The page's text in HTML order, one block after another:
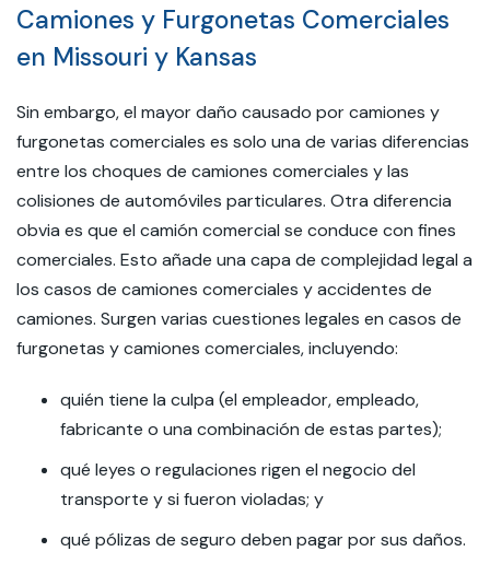
Camiones y Furgonetas Comerciales
en Missouri y Kansas
Sin embargo, el mayor daño causado por camiones y
furgonetas comerciales es solo una de varias diferencias
entre los choques de camiones comerciales y las
colisiones de automóviles particulares. Otra diferencia
obvia es que el camión comercial se conduce con fines
comerciales. Esto añade una capa de complejidad legal a
los casos de camiones comerciales y accidentes de
camiones. Surgen varias cuestiones legales en casos de
furgonetas y camiones comerciales, incluyendo:
quién tiene la culpa (el empleador, empleado,
fabricante o una combinación de estas partes);
qué leyes o regulaciones rigen el negocio del
transporte y si fueron violadas; y
qué pólizas de seguro deben pagar por sus daños.